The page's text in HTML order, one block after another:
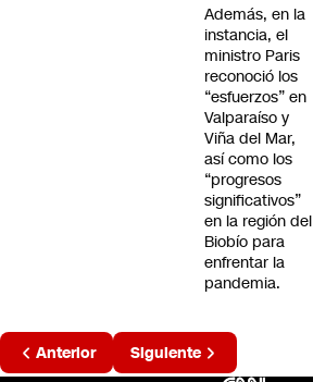
Además, en la
instancia, el
ministro Paris
reconoció los
“esfuerzos” en
Valparaíso y
Viña del Mar,
así como los
“progresos
significativos”
en la región del
Biobío para
enfrentar la
pandemia.
Página
2 de 4
Anterior Siguiente